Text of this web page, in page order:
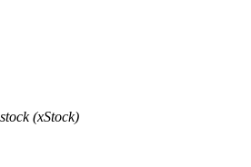
prazo e interesses flexíveis
(xStock)